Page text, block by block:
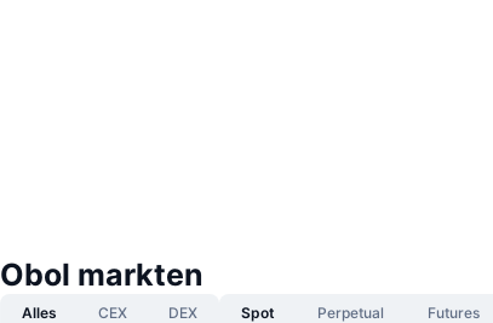
Obol markten
Alles CEX DEX Spot Perpetual Futures